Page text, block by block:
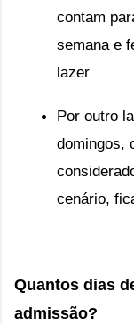
contam
semana e
lazer
Por outro
domingos,
cenário,
Quantos dias
admissão?